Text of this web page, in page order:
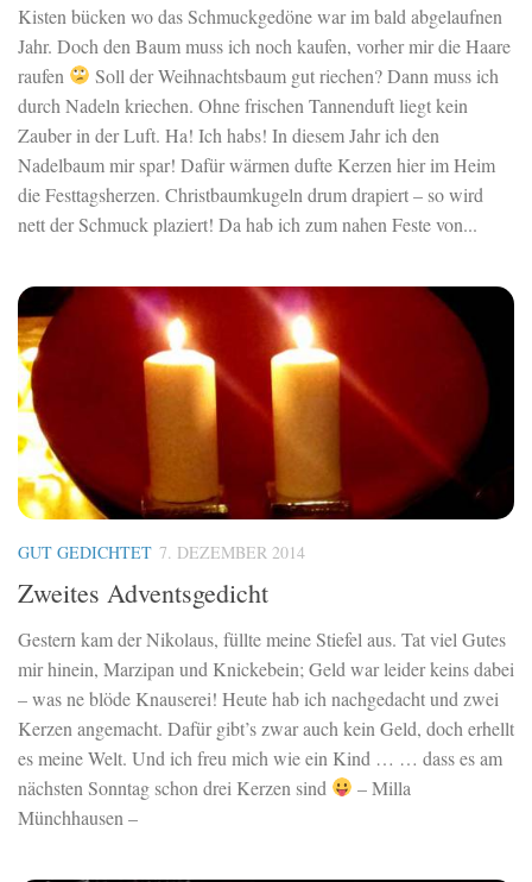
Kisten bücken wo das Schmuckgedöne war im bald abgelaufnen
Jahr. Doch den Baum muss ich noch kaufen, vorher mir die Haare
raufen
Soll der Weihnachtsbaum gut riechen? Dann muss ich
durch Nadeln kriechen. Ohne frischen Tannenduft liegt kein
Zauber in der Luft. Ha! Ich habs! In diesem Jahr ich den
Nadelbaum mir spar! Dafür wärmen dufte Kerzen hier im Heim
die Festtagsherzen. Christbaumkugeln drum drapiert – so wird
nett der Schmuck plaziert! Da hab ich zum nahen Feste von...
GUT GEDICHTET 7. DEZEMBER 2014
Zweites Adventsgedicht
Gestern kam der Nikolaus, füllte meine Stiefel aus. Tat viel Gutes
mir hinein, Marzipan und Knickebein; Geld war leider keins dabei
– was ne blöde Knauserei! Heute hab ich nachgedacht und zwei
Kerzen angemacht. Dafür gibt’s zwar auch kein Geld, doch erhellt
es meine Welt. Und ich freu mich wie ein Kind … … dass es am
nächsten Sonntag schon drei Kerzen sind
– Milla
Münchhausen –